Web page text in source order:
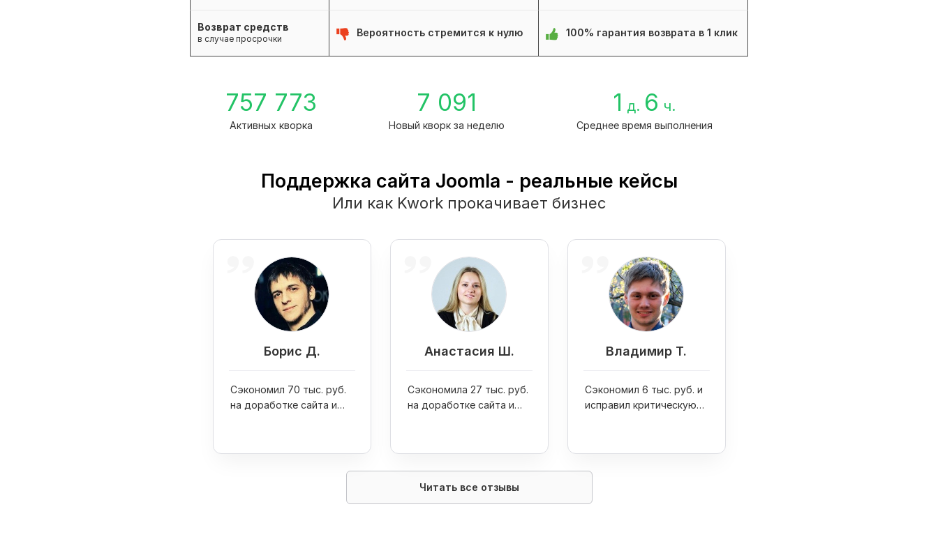
Возврат средств
в случае просрочки
Вероятность стремится к нулю 100% гарантия возврата в 1 клик
757 773
Активных кворка
7 091
Новый кворк за неделю
1 д. 6 ч.
Среднее время выполнения
Поддержка сайта Joomla - реальные кейсы
Или как Kwork прокачивает бизнес
Борис Д.
Сэкономил 70 тыс. руб.
на доработке сайта и
Анастасия Ш.
Сэкономила 27 тыс. руб.
на доработке сайта и
раза
Владимир Т.
Сэкономил 6 тыс. руб. и
исправил критическую
Читать все отзывы